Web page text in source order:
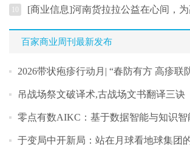
百家商业周刊最新发布
2026带状疱疹行动月| “春防有方 高疹联防”公益科普
吊战场祭文破译术,古战场文书翻译三诀
零点有数AIKC：基于数据智能与知识智能重
于变局中开新局：站在月球看地球集团